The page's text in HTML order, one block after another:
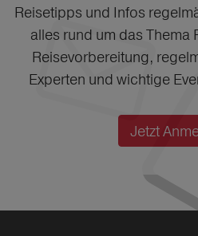
Reisetipps und Infos
alles rund um das Thema
Reisevorbereitung,
Experten und wichtige
Jetzt